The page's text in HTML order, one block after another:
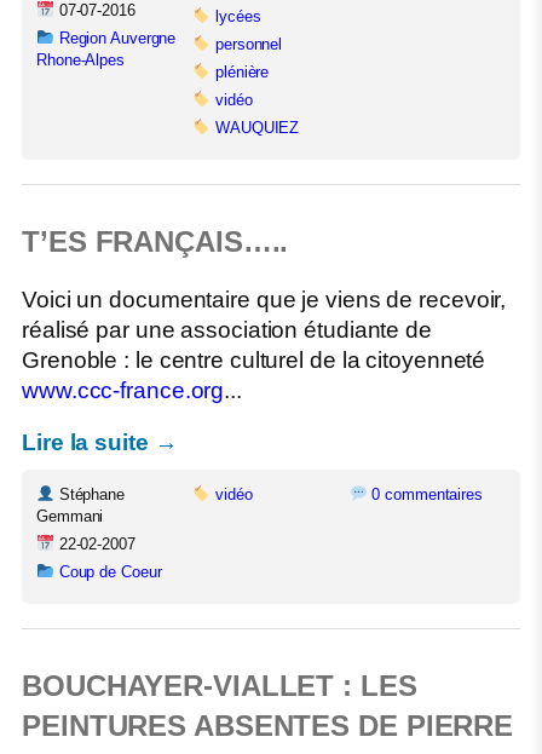
07-07-2016
Region Auvergne
Rhone-Alpes
lycées
personnel
plénière
vidéo
WAUQUIEZ
T’ES FRANÇAIS…..
Voici un documentaire que je viens de recevoir,
réalisé par une association étudiante de
Grenoble : le centre culturel de la citoyenneté
www.ccc-france.org...
Lire la suite →
Stéphane
Gemmani
22-02-2007
Coup de Coeur
vidéo 0 commentaires
BOUCHAYER-VIALLET : LES
PEINTURES ABSENTES DE PIERRE